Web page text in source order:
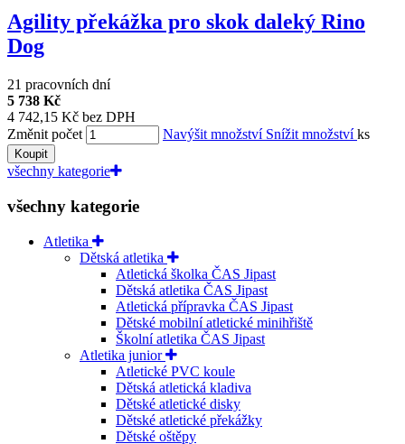
Agility překážka pro skok daleký Rino
Dog
21 pracovních dní
5 738 Kč
4 742,15 Kč bez DPH
Změnit počet
Navýšit množství Snížit množstvíks
Koupit
všechny kategorie
všechny kategorie
Atletika
Dětská atletika
Atletická školka ČAS Jipast
Dětská atletika ČAS Jipast
Atletická přípravka ČAS Jipast
Dětské mobilní atletické minihřiště
Školní atletika ČAS Jipast
Atletika junior
Atletické PVC koule
Dětská atletická kladiva
Dětské atletické disky
Dětské atletické překážky
Dětské oštěpy